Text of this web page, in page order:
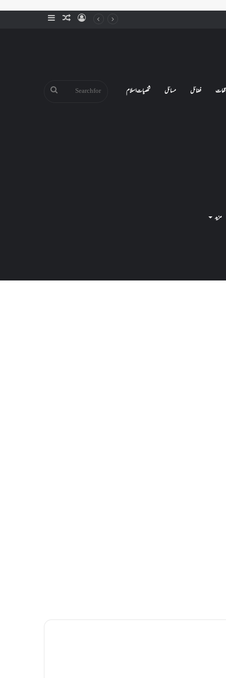
SidebarRandomLog
فضائل مسائل شخصیات اسلام
مزید
Search